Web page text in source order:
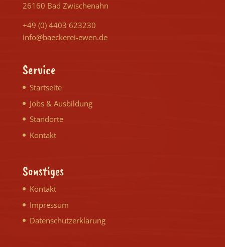
26160 Bad Zwischenahn
+49 (0) 4403 623230
info@baeckerei-ewen.de
Service
Startseite
Jobs & Ausbildung
Standorte
Kontakt
Sonstiges
Kontakt
Impressum
Datenschutzerklärung